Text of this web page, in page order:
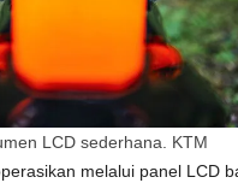
LCD sederhana. KTM
melalui panel LCD